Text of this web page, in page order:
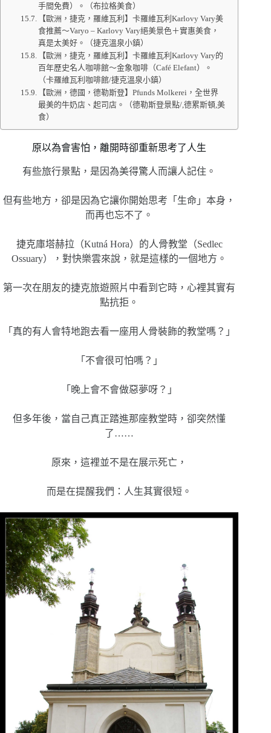
手間免費）。（布拉格美食）
【歐洲，捷克，羅維瓦利】卡羅維瓦利Karlovy Vary美
食推薦～Varyo – Karlovy Vary絕美景色＋實惠美食，
真是太美好。（捷克溫泉小鎮）
【歐洲，捷克，羅維瓦利】卡羅維瓦利Karlovy Vary的
百年歷史名人咖啡館～金象咖啡（Café Elefant）。
（卡羅維瓦利咖啡館/捷克溫泉小鎮）
【歐洲，德國，德勒斯登】Pfunds Molkerei，全世界
最美的牛奶店、起司店。（德勒斯登景點/,德累斯頓,美
食）
原以為會害怕，離開時卻重新思考了人生
有些旅行景點，是因為美得驚人而讓人記住。
但有些地方，卻是因為它讓你開始思考「生命」本身，
而再也忘不了。
捷克庫塔赫拉（Kutná Hora）的人骨教堂（Sedlec
Ossuary），對快樂雲來說，就是這樣的一個地方。
第一次在朋友的捷克旅遊照片中看到它時，心裡其實有
點抗拒。
「真的有人會特地跑去看一座用人骨裝飾的教堂嗎？」
「不會很可怕嗎？」
「晚上會不會做惡夢呀？」
但多年後，當自己真正踏進那座教堂時，卻突然懂
了……
原來，這裡並不是在展示死亡，
而是在提醒我們：人生其實很短。